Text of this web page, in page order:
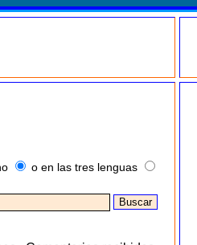
o en las tres lenguas